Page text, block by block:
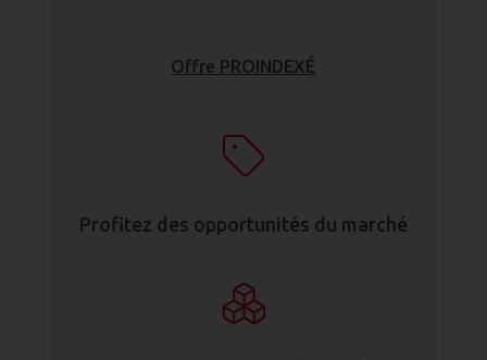
Offre PROINDEXÉ
Profitez des opportunités du marché